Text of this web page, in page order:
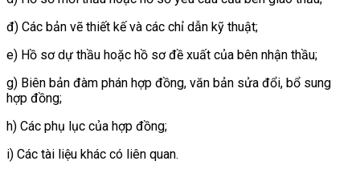
đ) Các bản vẽ thiết kế và các chỉ dẫn kỹ thuật;
e) Hồ sơ dự thầu hoặc hồ sơ đề xuất của bên nhận thầu;
g) Biên bản đàm phán hợp đồng, văn bản sửa đổi, bổ sung
hợp đồng;
h) Các phụ lục của hợp đồng;
i) Các tài liệu khác có liên quan.